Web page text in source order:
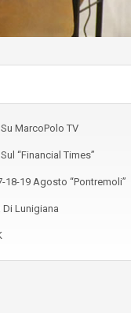
MarcoPolo TV
“Financial Times”
18-19 Agosto “Pontremoli”
Di Lunigiana